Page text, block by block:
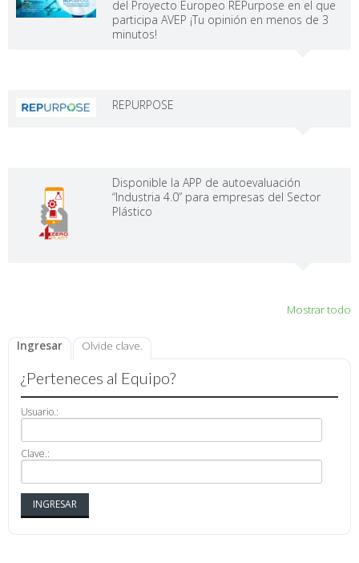
del Proyecto Europeo REPurpose en el que
participa AVEP ¡Tu opinión en menos de 3
minutos!
REPURPOSE
Disponible la APP de autoevaluación
“Industria 4.0” para empresas del Sector
Plástico
Mostrar todo
Ingresar Olvide clave.
¿Perteneces al Equipo?
Usuario.:
Clave.: